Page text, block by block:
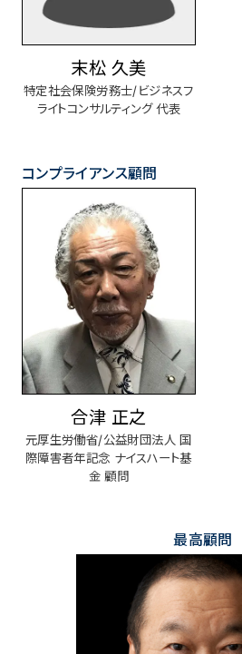
末松 久美
特定社会保険労務士/ビジネスフ
ライトコンサルティング 代表
コンプライアンス顧問
合津 正之
元厚生労働省/公益財団法人 国
際障害者年記念 ナイスハート基
金 顧問
最高顧問